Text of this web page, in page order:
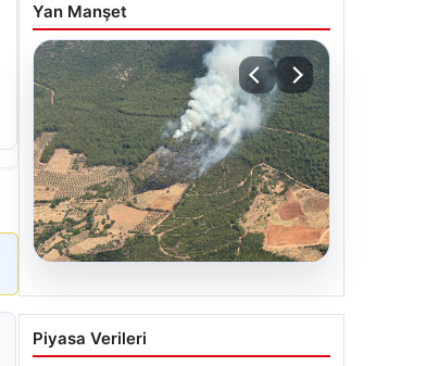
Yan Manşet
05.08.2026
Muğla Yatağan’da orman
yangını
Piyasa Verileri